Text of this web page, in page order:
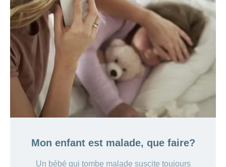
Mon enfant est malade, que faire?
Un bébé qui tombe malade suscite toujours